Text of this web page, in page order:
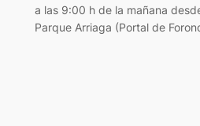
a las 9:00 h de la mañana
Parque Arriaga (Portal de